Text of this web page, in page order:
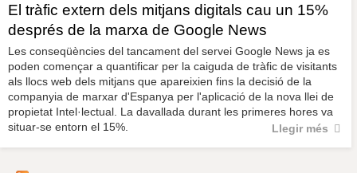
El tràfic extern dels mitjans digitals cau un 15%
després de la marxa de Google News
Les conseqüències del tancament del servei Google News ja es
poden començar a quantificar per la caiguda de tràfic de visitants
als llocs web dels mitjans que apareixien fins la decisió de la
companyia de marxar d'Espanya per l'aplicació de la nova llei de
propietat Intel·lectual. La davallada durant les primeres hores va
situar-se entorn el 15%.
Llegir més